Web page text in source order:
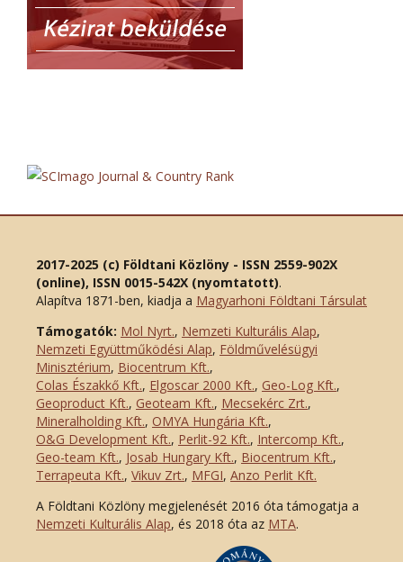
2017-2025 (c) Földtani Közlöny - ISSN 2559-902X
(online), ISSN 0015-542X (nyomtatott).
Alapítva 1871-ben, kiadja a Magyarhoni Földtani Társulat
Támogatók: Mol Nyrt., Nemzeti Kulturális Alap,
Nemzeti Együttműködési Alap, Földművelésügyi
Minisztérium, Biocentrum Kft.,
Colas Északkő Kft., Elgoscar 2000 Kft., Geo-Log Kft.,
Geoproduct Kft., Geoteam Kft., Mecsekérc Zrt.,
Mineralholding Kft., OMYA Hungária Kft.,
O&G Development Kft., Perlit-92 Kft., Intercomp Kft.,
Geo-team Kft., Josab Hungary Kft., Biocentrum Kft.,
Terrapeuta Kft., Vikuv Zrt., MFGI, Anzo Perlit Kft.
A Földtani Közlöny megjelenését 2016 óta támogatja a
Nemzeti Kulturális Alap, és 2018 óta az MTA.